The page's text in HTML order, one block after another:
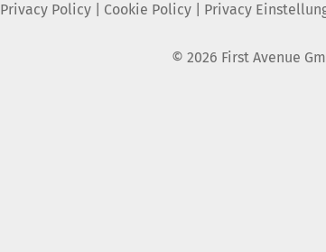
Privacy Policy| Cookie Policy| Privacy
© 2026 First Avenue